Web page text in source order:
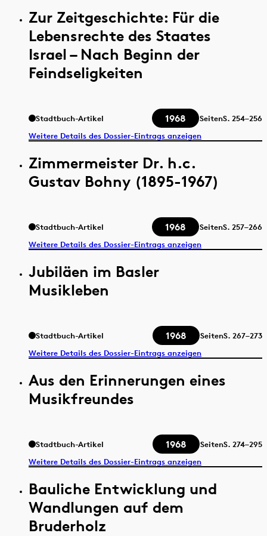
Zur Zeitgeschichte: Für die
Lebensrechte des Staates
Israel – Nach Beginn der
Feindseligkeiten
Stadtbuch-Artikel 1968 SeitenS. 254–256
Weitere Details des Dossier-Eintrags anzeigen
Zimmermeister Dr. h.c.
Gustav Bohny (1895-1967)
Stadtbuch-Artikel 1968 SeitenS. 257–266
Weitere Details des Dossier-Eintrags anzeigen
Jubiläen im Basler
Musikleben
Stadtbuch-Artikel 1968 SeitenS. 267–273
Weitere Details des Dossier-Eintrags anzeigen
Aus den Erinnerungen eines
Musikfreundes
Stadtbuch-Artikel 1968 SeitenS. 274–295
Weitere Details des Dossier-Eintrags anzeigen
Bauliche Entwicklung und
Wandlungen auf dem
Bruderholz